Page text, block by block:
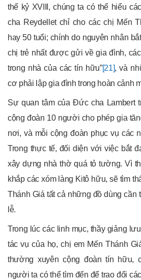
thế kỷ XVIII, chúng ta có thể hiểu
cha Reydellet chỉ cho các chị Mến
hay 50 tuổi; chính do nguyên nhân
chị trẻ nhất được gửi về gia đình,
trong nhà của các tín hữu”[21], và
cơ phải lập gia đình trong hoàn cảnh
Sự quan tâm của Đức cha Lambert
cộng đoàn 10 người cho phép gia
nơi, và mỗi cộng đoàn phục vụ các
Trong thực tế, đối diện với việc bắt
xây dựng nhà thờ quá tỏ tường. Vì
khắp các xóm làng Kitô hữu, sẽ tìm
Thánh Giá tất cả những đồ dùng cần
lễ.
Trong lúc các linh mục, thầy giảng
tác vụ của họ, chị em Mến Thánh
thường xuyên cộng đoàn tín hữu,
người ta có thể tìm đến để trao đổi